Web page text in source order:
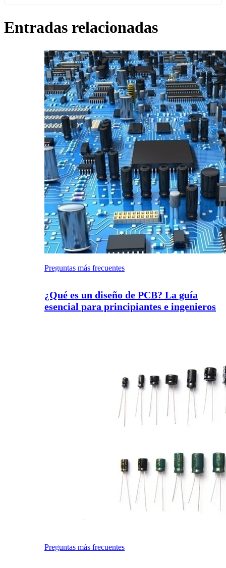
Entradas relacionadas
Preguntas más frecuentes
¿Qué es un diseño de PCB? La guía
esencial para principiantes e ingenieros
Preguntas más frecuentes